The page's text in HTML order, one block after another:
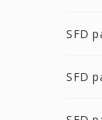
SFD
SFD